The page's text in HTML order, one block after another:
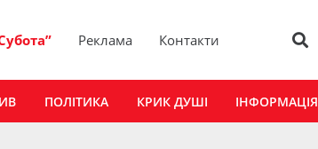
Реклама Контакти
ПОЛІТИКА КРИК ДУШІ ІНФОРМАЦІЯ